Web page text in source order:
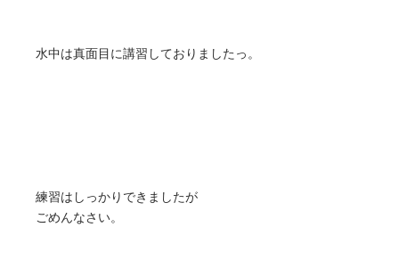
水中は真面目に講習しておりましたっ。
練習はしっかりできましたが
ごめんなさい。